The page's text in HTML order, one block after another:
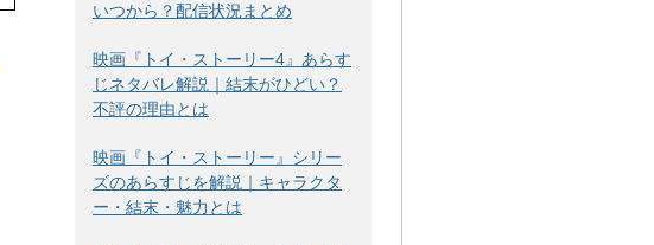
いつから？配信状況まとめ
映画『トイ・ストーリー4』あらす
じネタバレ解説｜結末がひどい？
不評の理由とは
映画『トイ・ストーリー』シリー
ズのあらすじを解説｜キャラクタ
ー・結末・魅力とは